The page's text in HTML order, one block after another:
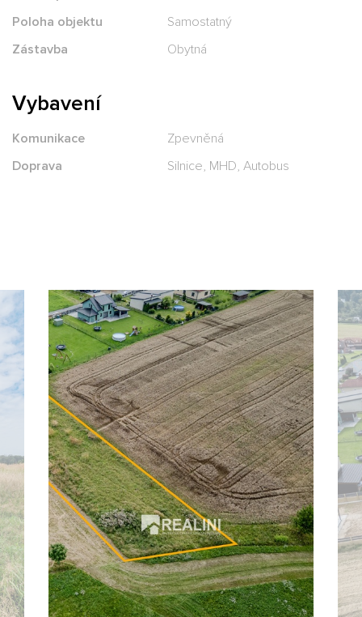
Poloha objektu
Samostatný
Zástavba
Obytná
Vybavení
Komunikace
Zpevněná
Doprava
Silnice, MHD, Autobus